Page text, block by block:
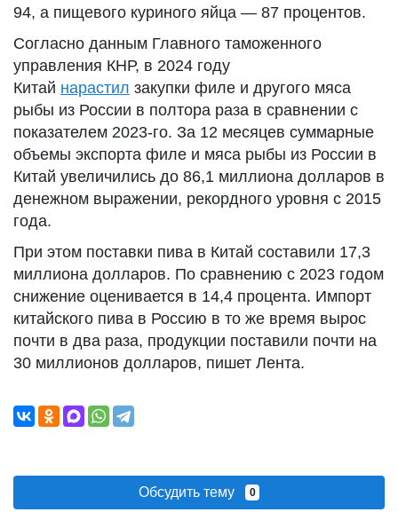
94, а пищевого куриного яйца — 87 процентов.
Согласно данным Главного таможенного
управления КНР, в 2024 году
Китай нарастил закупки филе и другого мяса
рыбы из России в полтора раза в сравнении с
показателем 2023-го. За 12 месяцев суммарные
объемы экспорта филе и мяса рыбы из России в
Китай увеличились до 86,1 миллиона долларов в
денежном выражении, рекордного уровня с 2015
года.
При этом поставки пива в Китай составили 17,3
миллиона долларов. По сравнению с 2023 годом
снижение оценивается в 14,4 процента. Импорт
китайского пива в Россию в то же время вырос
почти в два раза, продукции поставили почти на
30 миллионов долларов, пишет Лента.
Обсудить тему 0